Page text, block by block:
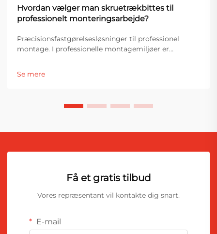
Hvordan vælger man skruetrækbittes til
professionelt monteringsarbejde?
Præcisionsfastgørelsesløsninger til professionel
montage. I professionelle montagemiljøer er
essentielle komponenter i fastgørelsessystemer er
Se mere
Få et gratis tilbud
Vores repræsentant vil kontakte dig snart.
E-mail